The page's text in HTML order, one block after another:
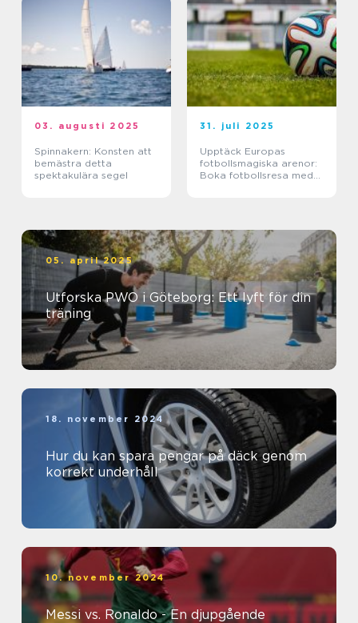
03. augusti 2025
Spinnakern: Konsten att
bemästra detta
spektakulära segel
31. juli 2025
Upptäck Europas
fotbollsmagiska arenor:
Boka fotbollsresa med
05. april 2025
Utforska PWO i Göteborg: Ett lyft för din
träning
18. november 2024
Hur du kan spara pengar på däck genom
korrekt underhåll
10. november 2024
Messi vs. Ronaldo - En djupgående